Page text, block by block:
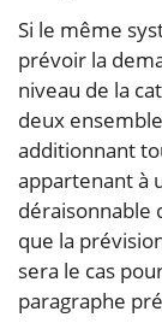
Si le même
prévoir la
niveau de la
deux
additionnant
appartenant à
déraisonnable
que la
sera le cas
paragraphe